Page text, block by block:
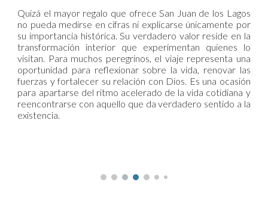
Quizá el mayor regalo que ofrece San Juan de los Lagos
no pueda medirse en cifras ni explicarse únicamente por
su importancia histórica. Su verdadero valor reside en la
transformación interior que experimentan quienes lo
visitan. Para muchos peregrinos, el viaje representa una
oportunidad para reflexionar sobre la vida, renovar las
fuerzas y fortalecer su relación con Dios. Es una ocasión
para apartarse del ritmo acelerado de la vida cotidiana y
reencontrarse con aquello que da verdadero sentido a la
existencia.